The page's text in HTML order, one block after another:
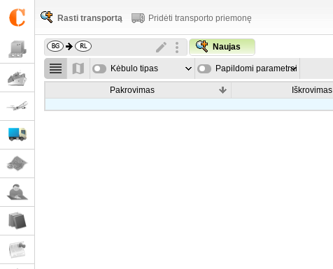
Rasti transportą Pridėti transporto priemonę
Naujas
Kėbulo tipas Papildomi parametrai
Pakrovimas Iškrovimas